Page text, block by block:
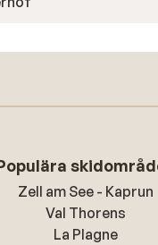
Zell am See - Kaprun
Val Thorens
La Plagne